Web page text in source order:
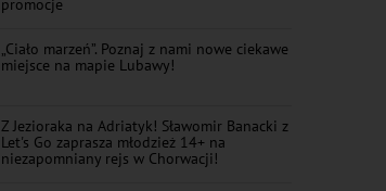
„Ciało marzeń”. Poznaj z nami nowe ciekawe
miejsce na mapie Lubawy!
Z Jezioraka na Adriatyk! Sławomir Banacki z
Let's Go zaprasza młodzież 14+ na
niezapomniany rejs w Chorwacji!